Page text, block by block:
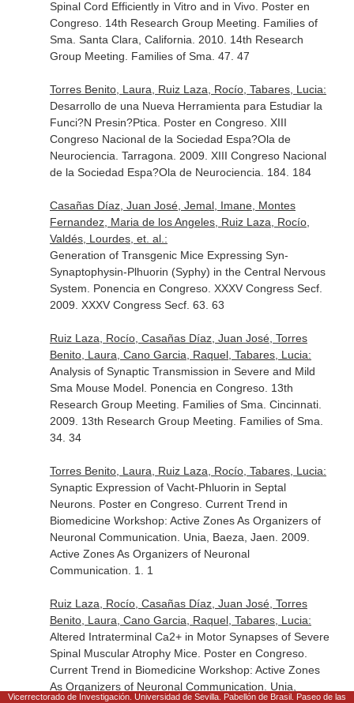
Spinal Cord Efficiently in Vitro and in Vivo. Poster en
Congreso. 14th Research Group Meeting. Families of
Sma. Santa Clara, California. 2010. 14th Research
Group Meeting. Families of Sma. 47. 47
Torres Benito, Laura, Ruiz Laza, Rocío, Tabares, Lucia:
Desarrollo de una Nueva Herramienta para Estudiar la
Funci?N Presin?Ptica. Poster en Congreso. XIII
Congreso Nacional de la Sociedad Espa?Ola de
Neurociencia. Tarragona. 2009. XIII Congreso Nacional
de la Sociedad Espa?Ola de Neurociencia. 184. 184
Casañas Díaz, Juan José, Jemal, Imane, Montes
Fernandez, Maria de los Angeles, Ruiz Laza, Rocío,
Valdés, Lourdes, et. al.:
Generation of Transgenic Mice Expressing Syn-
Synaptophysin-Plhuorin (Syphy) in the Central Nervous
System. Ponencia en Congreso. XXXV Congress Secf.
2009. XXXV Congress Secf. 63. 63
Ruiz Laza, Rocío, Casañas Díaz, Juan José, Torres
Benito, Laura, Cano Garcia, Raquel, Tabares, Lucia:
Analysis of Synaptic Transmission in Severe and Mild
Sma Mouse Model. Ponencia en Congreso. 13th
Research Group Meeting. Families of Sma. Cincinnati.
2009. 13th Research Group Meeting. Families of Sma.
34. 34
Torres Benito, Laura, Ruiz Laza, Rocío, Tabares, Lucia:
Synaptic Expression of Vacht-Phluorin in Septal
Neurons. Poster en Congreso. Current Trend in
Biomedicine Workshop: Active Zones As Organizers of
Neuronal Communication. Unia, Baeza, Jaen. 2009.
Active Zones As Organizers of Neuronal
Communication. 1. 1
Ruiz Laza, Rocío, Casañas Díaz, Juan José, Torres
Benito, Laura, Cano Garcia, Raquel, Tabares, Lucia:
Altered Intraterminal Ca2+ in Motor Synapses of Severe
Spinal Muscular Atrophy Mice. Poster en Congreso.
Current Trend in Biomedicine Workshop: Active Zones
As Organizers of Neuronal Communication. Unia,
Vicerrectorado de Investigación. Universidad de Sevilla. Pabellón de Brasil. Paseo de las